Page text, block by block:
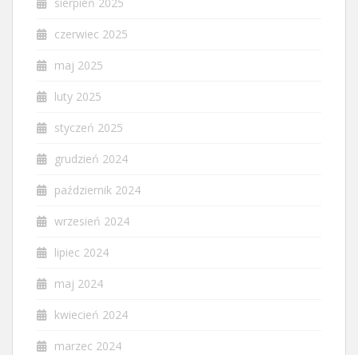
czerwiec 2025
maj 2025
luty 2025
styczeń 2025
grudzień 2024
październik 2024
wrzesień 2024
lipiec 2024
maj 2024
kwiecień 2024
marzec 2024